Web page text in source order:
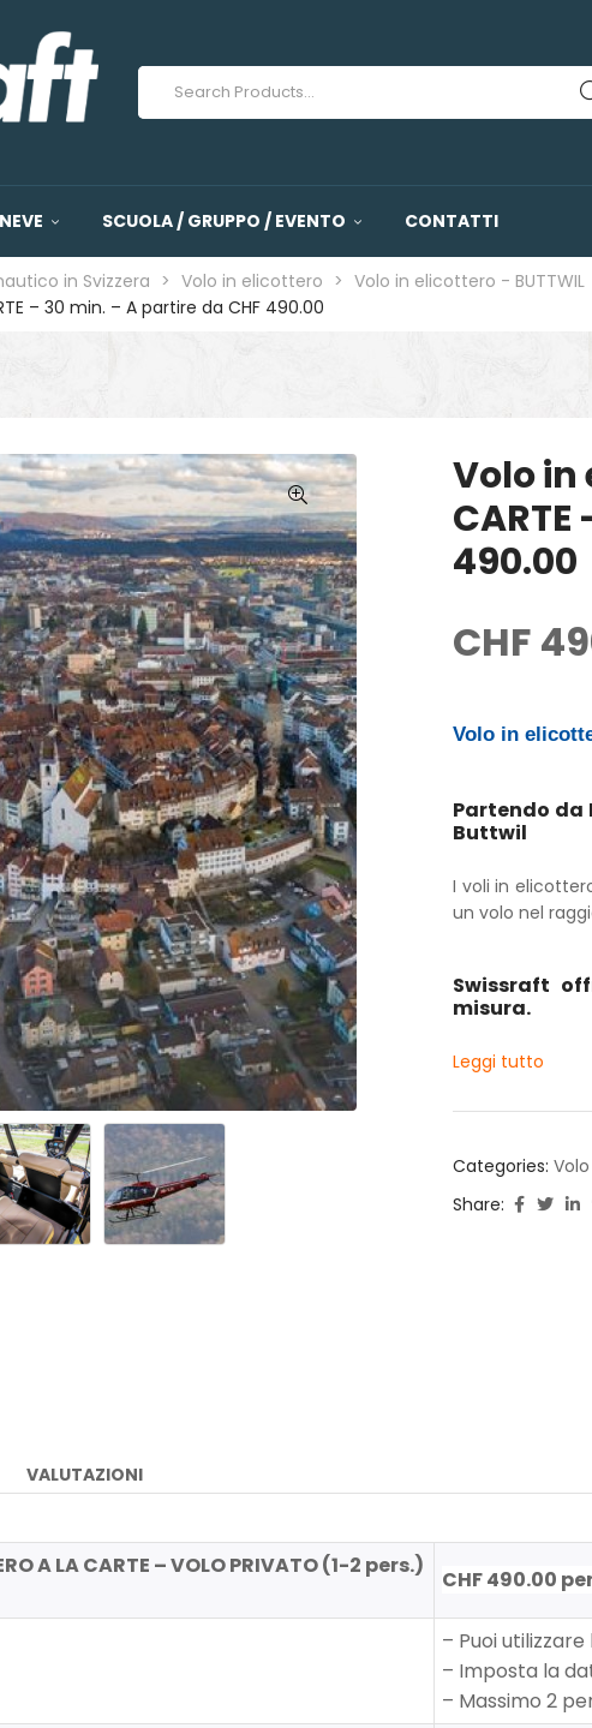
NEVE SCUOLA / GRUPPO / EVENTO CONTATTI
in Svizzera > Volo in elicottero > Volo in elicottero - BUTTWIL
– 30 min. – A partire da CHF 490.00
🔍
Volo in
490.00
CHF
Volo in
Partendo da
Buttwil
I voli in
un volo nel
Swissraft
misura.
Leggi tutto
Categories:
Share:
VALUTAZIONI
A LA CARTE – VOLO PRIVATO (1-2 pers.)
CHF 490.00
– Puoi
– Imposta la
– Massimo 2